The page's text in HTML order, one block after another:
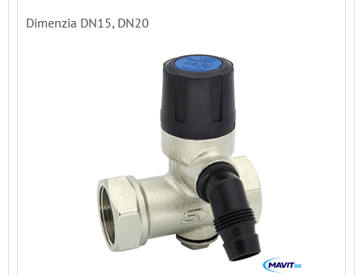
Dimenzia DN15, DN20